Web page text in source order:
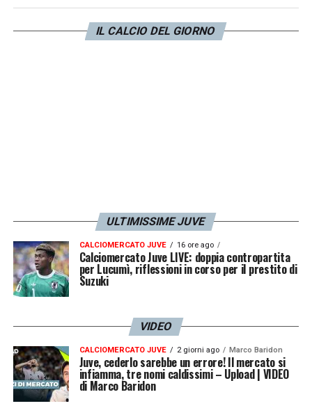
il contratto di Tudor entro il 30 luglio
pagando una penale. Staremo a vedere.
IL CALCIO DEL GIORNO
ULTIMISSIME JUVE
CALCIOMERCATO JUVE 16 ore ago
Calciomercato Juve LIVE: doppia contropartita
per Lucumì, riflessioni in corso per il prestito di
Suzuki
VIDEO
CALCIOMERCATO JUVE 2 giorni ago Marco Baridon
Juve, cederlo sarebbe un errore! Il mercato si
infiamma, tre nomi caldissimi – Upload | VIDEO
di Marco Baridon